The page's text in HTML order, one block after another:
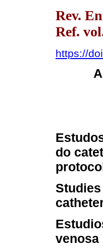
Rev.
Ref.
https://
do